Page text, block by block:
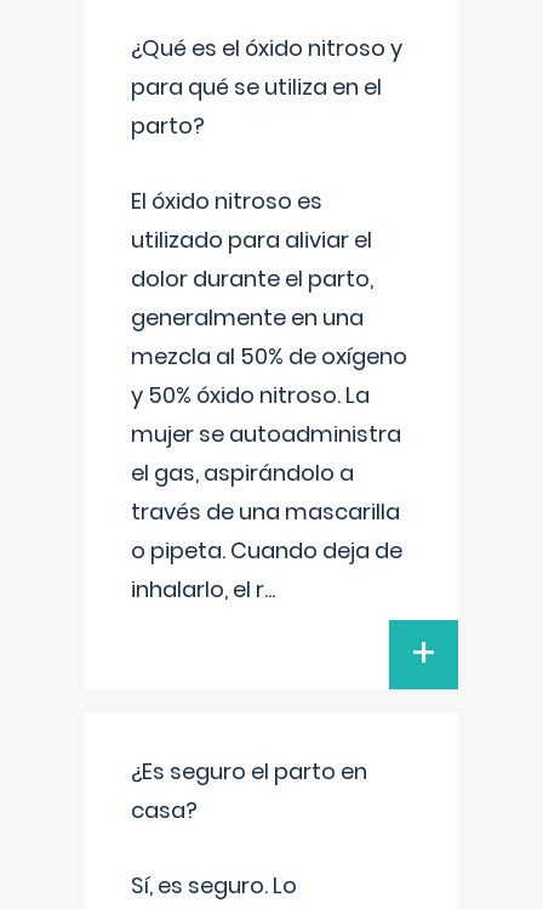
¿Qué es el óxido nitroso y
para qué se utiliza en el
parto?
El óxido nitroso es
utilizado para aliviar el
dolor durante el parto,
generalmente en una
mezcla al 50% de oxígeno
y 50% óxido nitroso. La
mujer se autoadministra
el gas, aspirándolo a
través de una mascarilla
o pipeta. Cuando deja de
inhalarlo, el r...
+
¿Es seguro el parto en
casa?
Sí, es seguro. Lo